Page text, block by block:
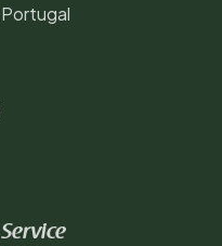
Portugal
Service